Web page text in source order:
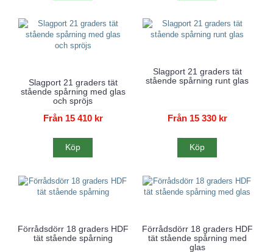
Slagport 21 graders tät
stående spårning med glas
och spröjs
Från 15 410 kr
Köp
Slagport 21 graders tät
stående spårning runt glas
Från 15 330 kr
Köp
Förrådsdörr 18 graders HDF
tät stående spårning
Förrådsdörr 18 graders HDF
tät stående spårning med
glas